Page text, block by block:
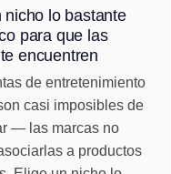
nicho lo bastante
para que las
encuentren
de entretenimiento
casi imposibles de
— las marcas no
a productos